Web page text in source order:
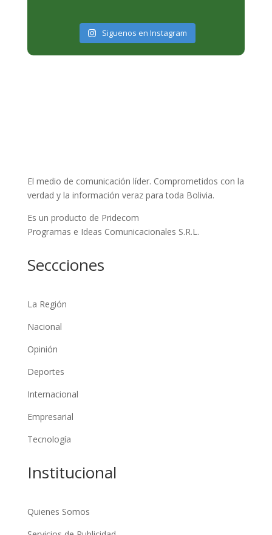
Siguenos en Instagram
El medio de comunicación líder. Comprometidos con la
verdad y la información veraz para toda Bolivia.
Es un producto de Pridecom
Programas e Ideas Comunicacionales S.R.L.
Seccciones
La Región
Nacional
Opinión
Deportes
Internacional
Empresarial
Tecnología
Institucional
Quienes Somos